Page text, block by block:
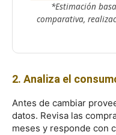
*Estimación
comparativa,
2. Analiza el
Antes de cambiar
datos. Revisa las
meses y responde con